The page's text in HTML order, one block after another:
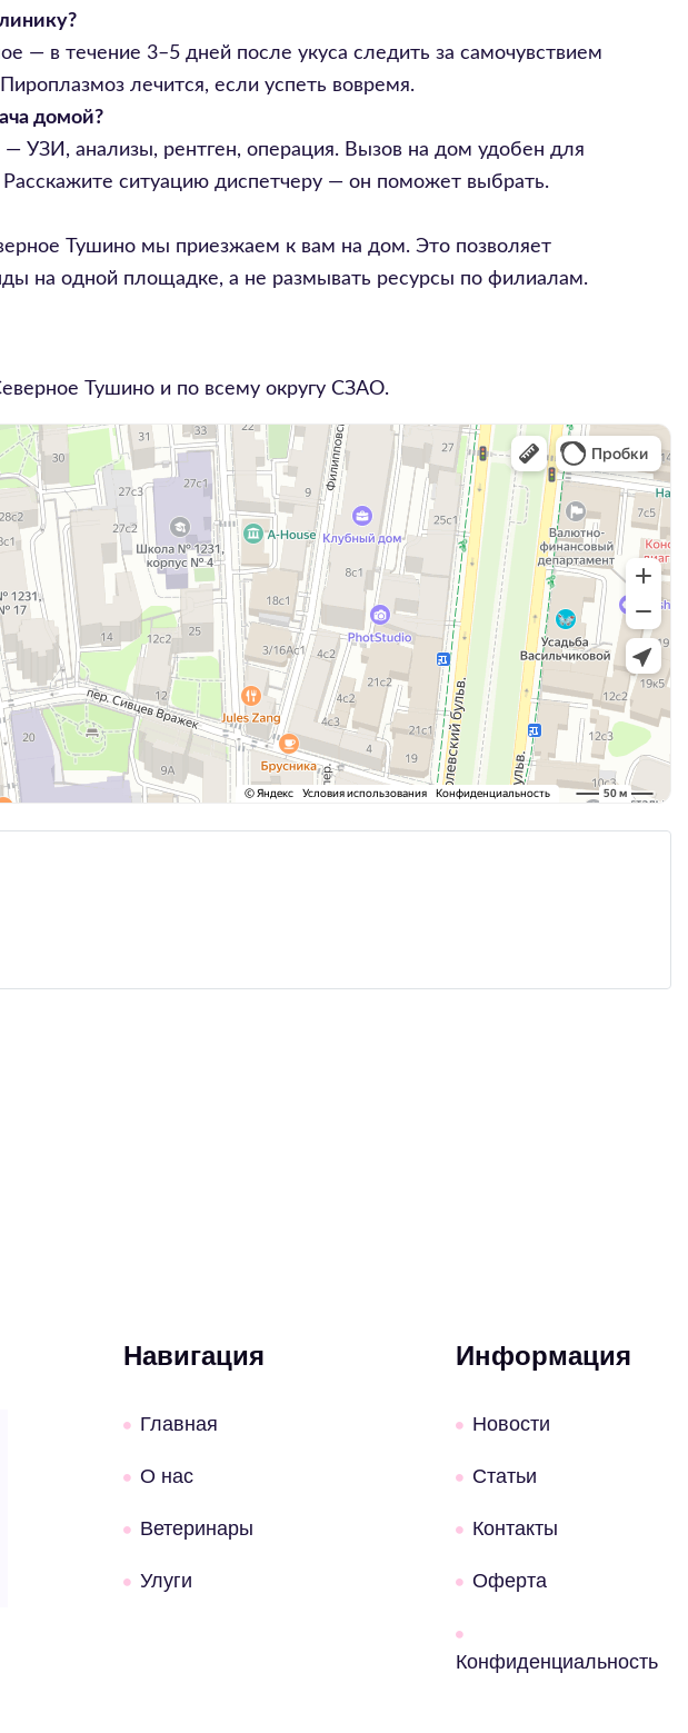
в течение 3–5 дней после укуса следить за самочувствием
лечится, если успеть вовремя.
домой?
УЗИ, анализы, рентген, операция. Вызов на дом удобен для
Расскажите ситуацию диспетчеру — он поможет выбрать.
Тушино мы приезжаем к вам на дом. Это позволяет
на одной площадке, а не размывать ресурсы по филиалам.
Тушино и по всему округу СЗАО.
Навигация
Главная
О нас
Ветеринары
Улуги
Информация
Новости
Статьи
Контакты
Оферта
Конфиденциальность